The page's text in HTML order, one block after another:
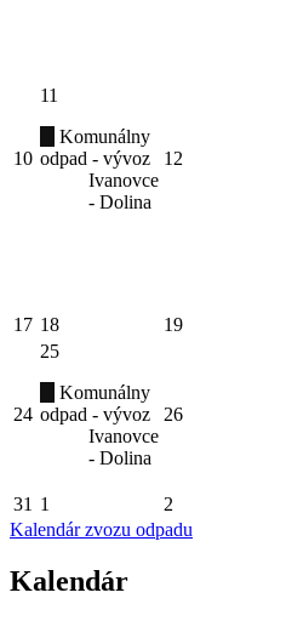
10
11
Komunálny
odpad - vývoz
Ivanovce
- Dolina
12
17 18 19
24
25
Komunálny
odpad - vývoz
Ivanovce
- Dolina
26
31 1 2
Kalendár zvozu odpadu
Kalendár